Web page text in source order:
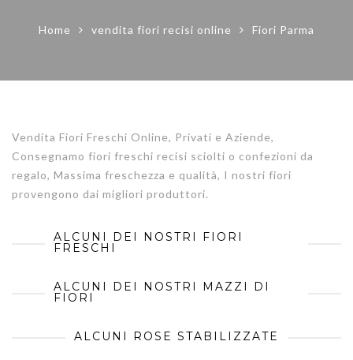
Home vendita fiori recisi online Fiori Parma
Vendita Fiori Freschi Online, Privati e Aziende,
Consegnamo fiori freschi recisi sciolti o confezioni da
regalo, Massima freschezza e qualità, I nostri fiori
provengono dai migliori produttori.
ALCUNI DEI NOSTRI FIORI
FRESCHI
ALCUNI DEI NOSTRI MAZZI DI
FIORI
ALCUNI ROSE STABILIZZATE